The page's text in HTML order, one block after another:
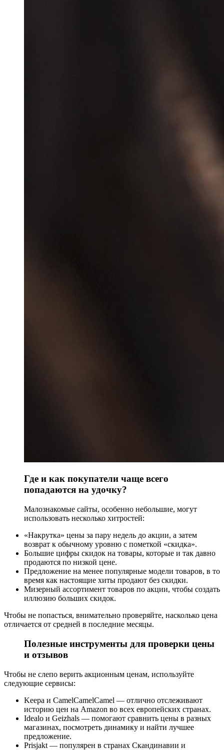
Где и как покупатели чаще всего
попадаются на удочку?
Малознакомые сайты, особенно небольшие, могут
использовать несколько хитростей:
«Накрутка» цены за пару недель до акции, а затем
возврат к обычному уровню с пометкой «скидка».
Большие цифры скидок на товары, которые и так давно
продаются по низкой цене.
Предложение на менее популярные модели товаров, в то
время как настоящие хиты продают без скидки.
Мизерный ассортимент товаров по акции, чтобы создать
иллюзию больших скидок.
Чтобы не попасться, внимательно проверяйте, насколько цена
отличается от средней в последние месяцы.
Полезные инструменты для проверки цены
и отзывов
Чтобы не слепо верить акционным ценам, используйте
следующие сервисы:
Keepa и CamelCamelCamel — отлично отслеживают
историю цен на Amazon во всех европейских странах.
Idealo и Geizhals — помогают сравнить цены в разных
магазинах, посмотреть динамику и найти лучшее
предложение.
Prisjakt — популярен в странах Скандинавии и